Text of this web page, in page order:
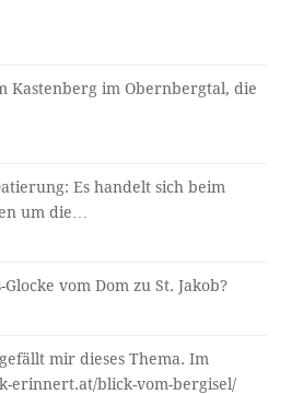
Kastenberg im Obernbergtal, die
Es handelt sich beim
um die…
Glocke vom Dom zu St. Jakob?
mir dieses Thema. Im
erinnert.at/blick-vom-bergisel/